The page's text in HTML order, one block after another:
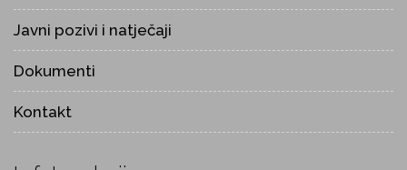
Javni pozivi i natječaji
Dokumenti
Kontakt